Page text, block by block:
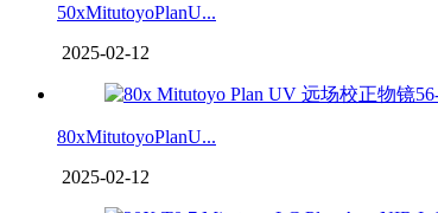
50xMitutoyoPlanU...
2025-02-12
80xMitutoyoPlanU...
2025-02-12